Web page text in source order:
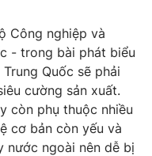
Công nghiệp và
- trong bài phát biểu
Quốc sẽ phải
cường sản xuất.
còn phụ thuộc nhiều
cơ bản còn yếu và
nước ngoài nên dễ bị